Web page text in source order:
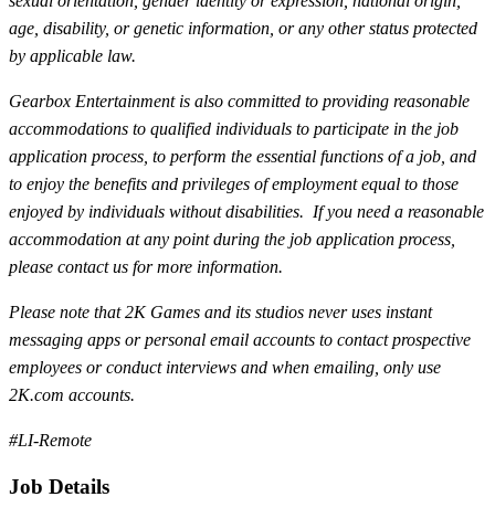
age, disability, or genetic information, or any other status protected
by applicable law.
Gearbox Entertainment is also committed to providing reasonable
accommodations to qualified individuals to participate in the job
application process, to perform the essential functions of a job, and
to enjoy the benefits and privileges of employment equal to those
enjoyed by individuals without disabilities. If you need a reasonable
accommodation at any point during the job application process,
please contact us for more information.
Please note that 2K Games and its studios never uses instant
messaging apps or personal email accounts to contact prospective
employees or conduct interviews and when emailing, only use
2K.com accounts.
#LI-Remote
Job Details